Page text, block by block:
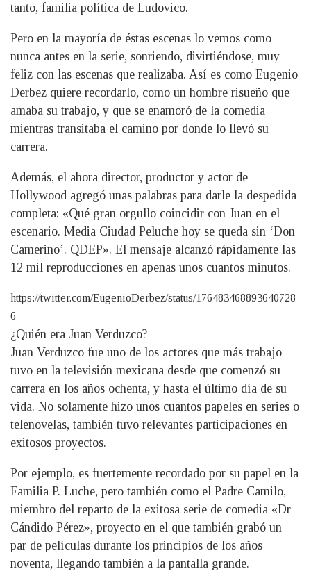
tanto, familia política de Ludovico.
Pero en la mayoría de éstas escenas lo vemos como
nunca antes en la serie, sonriendo, divirtiéndose, muy
feliz con las escenas que realizaba. Así es como Eugenio
Derbez quiere recordarlo, como un hombre risueño que
amaba su trabajo, y que se enamoró de la comedia
mientras transitaba el camino por donde lo llevó su
carrera.
Además, el ahora director, productor y actor de
Hollywood agregó unas palabras para darle la despedida
completa: «Qué gran orgullo coincidir con Juan en el
escenario. Media Ciudad Peluche hoy se queda sin ‘Don
Camerino’. QDEP». El mensaje alcanzó rápidamente las
12 mil reproducciones en apenas unos cuantos minutos.
https://twitter.com/EugenioDerbez/status/176483468893640728
6
¿Quién era Juan Verduzco?
Juan Verduzco fue uno de los actores que más trabajo
tuvo en la televisión mexicana desde que comenzó su
carrera en los años ochenta, y hasta el último día de su
vida. No solamente hizo unos cuantos papeles en series o
telenovelas, también tuvo relevantes participaciones en
exitosos proyectos.
Por ejemplo, es fuertemente recordado por su papel en la
Familia P. Luche, pero también como el Padre Camilo,
miembro del reparto de la exitosa serie de comedia «Dr
Cándido Pérez», proyecto en el que también grabó un
par de películas durante los principios de los años
noventa, llegando también a la pantalla grande.